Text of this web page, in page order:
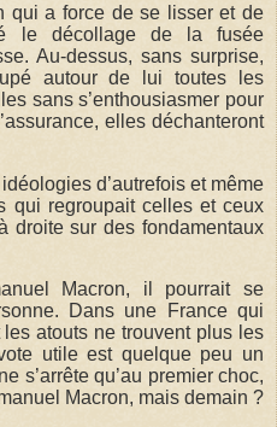
qui a force de se lisser et de
le décollage de la fusée
Au-dessus, sans surprise,
autour de lui toutes les
sans s’enthousiasmer pour
elles déchanteront
d’autrefois et même
qui regroupait celles et ceux
droite sur des fondamentaux
Macron, il pourrait se
Dans une France qui
atouts ne trouvent plus les
utile est quelque peu un
s’arrête qu’au premier choc,
Macron, mais demain ?